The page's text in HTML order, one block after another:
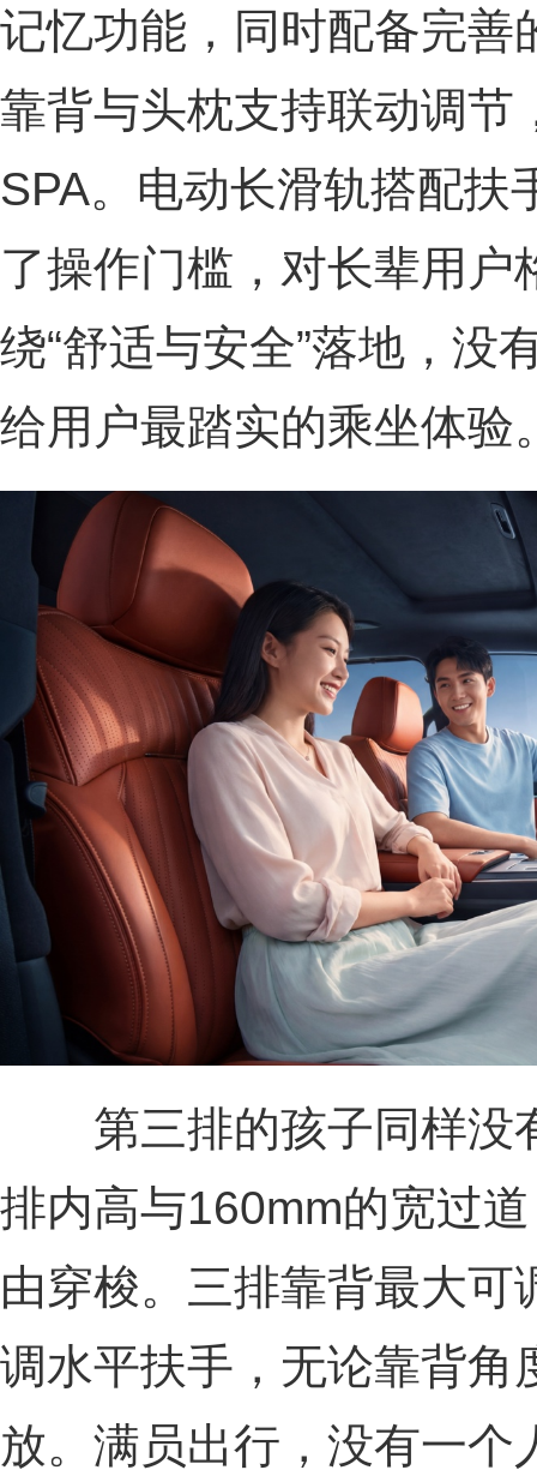
记忆功能，同时配备完善
靠背与头枕支持联动调节
SPA。电动长滑轨搭配扶
了操作门槛，对长辈用
绕“舒适与安全”落地，没
给用户最踏实的乘坐体验
第三排的孩子同样没
排内高与160mm的宽过
由穿梭。三排靠背最大
调水平扶手，无论靠背角
放。满员出行，没有一个